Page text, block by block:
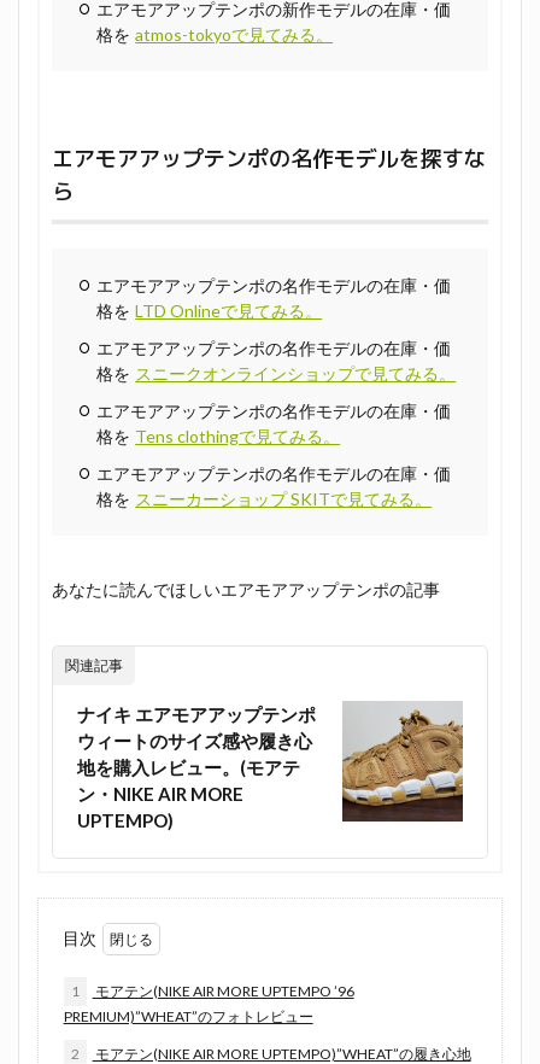
エアモアアップテンポの新作モデルの在庫・価
格を atmos-tokyoで見てみる。
エアモアアップテンポの名作モデルを探すな
ら
エアモアアップテンポの名作モデルの在庫・価
格を LTD Onlineで見てみる。
エアモアアップテンポの名作モデルの在庫・価
格を スニークオンラインショップで見てみる。
エアモアアップテンポの名作モデルの在庫・価
格を Tens clothingで見てみる。
エアモアアップテンポの名作モデルの在庫・価
格を スニーカーショップ SKITで見てみる。
あなたに読んでほしいエアモアアップテンポの記事
関連記事
ナイキ エアモアアップテンポ
ウィートのサイズ感や履き心
地を購入レビュー。(モアテ
ン・NIKE AIR MORE
UPTEMPO)
目次
1
モアテン(NIKE AIR MORE UPTEMPO ’96
PREMIUM)”WHEAT”のフォトレビュー
2 モアテン(NIKE AIR MORE UPTEMPO)”WHEAT”の履き心地